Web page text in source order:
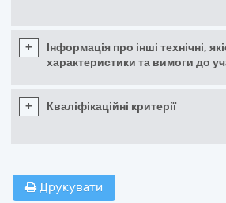
+
Інформація про інші технічні,
характеристики та вимоги до
+ Кваліфікаційні критерії
Друкувати